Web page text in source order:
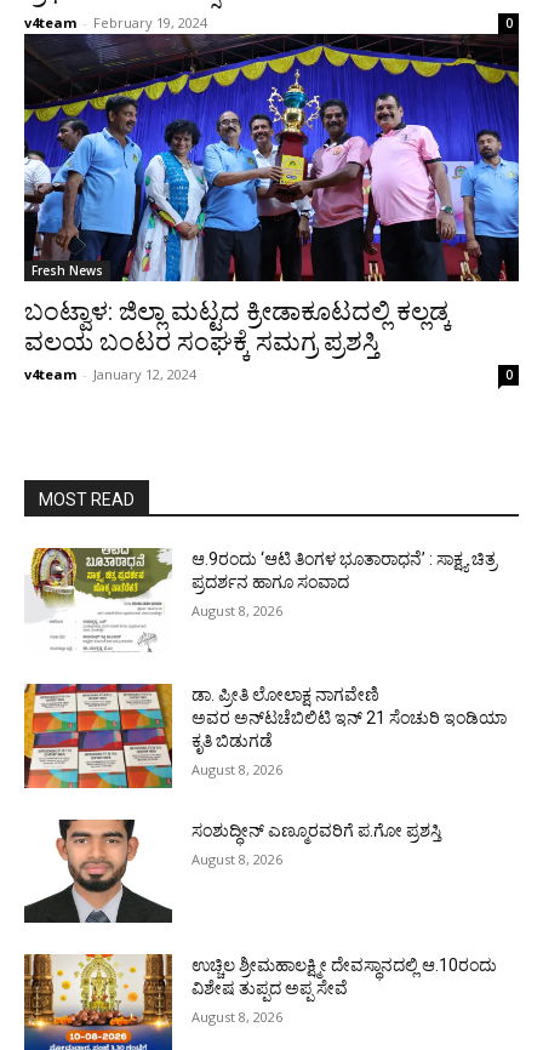
v4team - February 19, 2024 0
Fresh News
ಬಂಟ್ವಾಳ: ಜಿಲ್ಲಾ ಮಟ್ಟದ ಕ್ರೀಡಾಕೂಟದಲ್ಲಿ ಕಲ್ಲಡ್ಕ
ವಲಯ ಬಂಟರ ಸಂಘಕ್ಕೆ ಸಮಗ್ರ ಪ್ರಶಸ್ತಿ
v4team - January 12, 2024 0
MOST READ
ಆ.9ರಂದು ‘ಆಟಿ ತಿಂಗಳ ಭೂತಾರಾಧನೆ’ : ಸಾಕ್ಷ್ಯ ಚಿತ್ರ
ಪ್ರದರ್ಶನ ಹಾಗೂ ಸಂವಾದ
August 8, 2026
ಡಾ. ಪ್ರೀತಿ ಲೋಲಾಕ್ಷ ನಾಗವೇಣಿ
ಅವರ ಅನ್‌ಟಚೆಬಿಲಿಟಿ ಇನ್ 21 ಸೆಂಚುರಿ ಇಂಡಿಯಾ
ಕೃತಿ ಬಿಡುಗಡೆ
August 8, 2026
ಸಂಶುದ್ಧೀನ್ ಎಣ್ಮೂರವರಿಗೆ ಪ.ಗೋ ಪ್ರಶಸ್ತಿ
August 8, 2026
ಉಚ್ಚಿಲ ಶ್ರೀಮಹಾಲಕ್ಷ್ಮೀ ದೇವಸ್ಥಾನದಲ್ಲಿ ಆ.10ರಂದು
ವಿಶೇಷ ತುಪ್ಪದ ಅಪ್ಪ ಸೇವೆ
August 8, 2026